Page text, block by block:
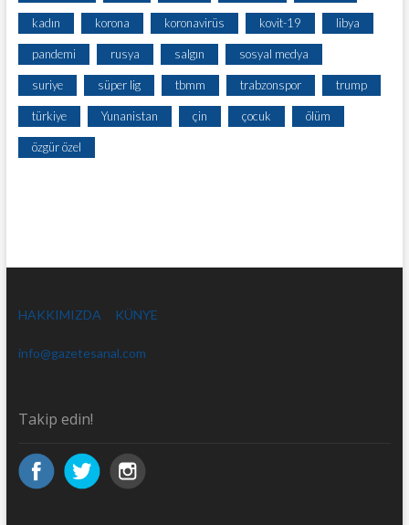
kadın korona koronavirüs kovit-19 libya
pandemi rusya salgın sosyal medya
suriye süper lig tbmm trabzonspor trump
türkiye Yunanistan çin çocuk ölüm
özgür özel
HAKKIMIZDA KÜNYE
info@gazetesanal.com
Takip edin!